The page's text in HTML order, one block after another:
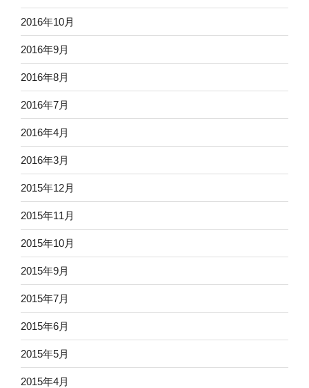
2016年10月
2016年9月
2016年8月
2016年7月
2016年4月
2016年3月
2015年12月
2015年11月
2015年10月
2015年9月
2015年7月
2015年6月
2015年5月
2015年4月